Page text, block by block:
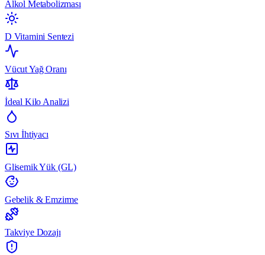
Alkol Metabolizması
D Vitamini Sentezi
Vücut Yağ Oranı
İdeal Kilo Analizi
Sıvı İhtiyacı
Glisemik Yük (GL)
Gebelik & Emzirme
Takviye Dozajı